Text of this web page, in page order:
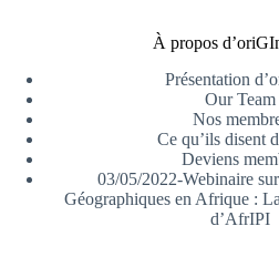
À propos
Présentation
Our Team
Nos
Ce qu’ils disent
Deviens
03/05/2022-Webinaire
Géographiques en Afrique :
d’AfrIPI